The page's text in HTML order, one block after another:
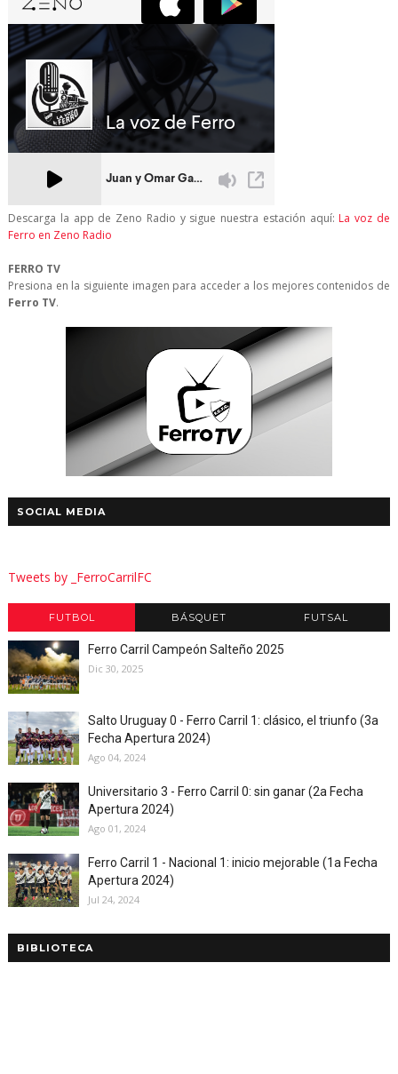
Descarga la app de Zeno Radio y sigue nuestra estación aquí: La voz de
Ferro en Zeno Radio
FERRO TV
Presiona en la siguiente imagen para acceder a los mejores contenidos de
Ferro TV.
SOCIAL MEDIA
Tweets by _FerroCarrilFC
FUTBOL BÁSQUET FUTSAL
Ferro Carril Campeón Salteño 2025
Dic 30, 2025
Salto Uruguay 0 - Ferro Carril 1: clásico, el triunfo (3a
Fecha Apertura 2024)
Ago 04, 2024
Universitario 3 - Ferro Carril 0: sin ganar (2a Fecha
Apertura 2024)
Ago 01, 2024
Ferro Carril 1 - Nacional 1: inicio mejorable (1a Fecha
Apertura 2024)
Jul 24, 2024
BIBLIOTECA